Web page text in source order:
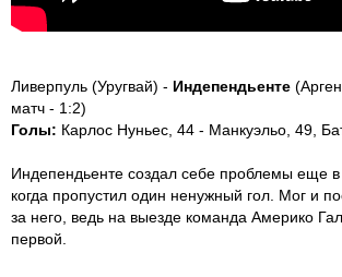
Ливерпуль (Уругвай) - Индепендьенте
матч - 1:2)
Голы: Карлос Нуньес, 44 - Манкуэльо, 49,
Индепендьенте создал себе проблемы еще в
когда пропустил один ненужный гол. Мог и
за него, ведь на выезде команда Америко
первой.